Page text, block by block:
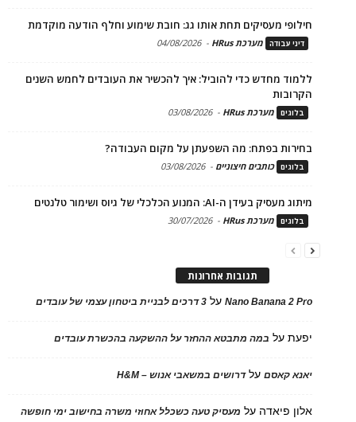
חילופי מעסיקים תחת אותו גג: חובת שימוע וחלף הודעה מוקדמת
דיני עבודה מערכת HRus -
04/08/2026
ללמוד מחדש כדי להוביל: איך להכשיר את העובדים לחמש השנים
הקרובות
בלוגים מערכת HRus -
03/08/2026
בחירות בפתח: מה השפעתן על מקום העבודה?
בלוגים כותבים חיצוניים -
03/08/2026
מיתוג מעסיק בעידן ה-AI: המנוע הכלכלי של גיוס ושימור טלנטים
בלוגים מערכת HRus -
30/07/2026
תגובות אחרונות
Nano Banana 2 Proעל 3 דרכים לבניית ביטחון עצמי של עובדים
יפעתעל במה מתבטא ההחזר על ההשקעה בהכשרת עובדים
יאנא קאסםעלדרושים במשאבי אנוש – H&M
אלון פיאדה על מעסיק טעה כשכלל אחוזי משרה בחישוב ימי חופשה